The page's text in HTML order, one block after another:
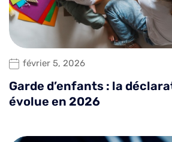
février 5, 2026
Garde d’enfants : la
évolue en 2026